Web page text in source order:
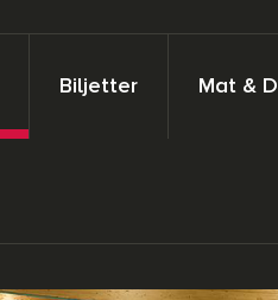
Biljetter Mat &